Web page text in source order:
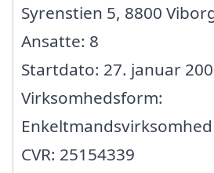
Syrenstien 5, 8800
Ansatte: 8
Startdato: 27. januar
Virksomhedsform:
Enkeltmandsvirksomhed
CVR: 25154339